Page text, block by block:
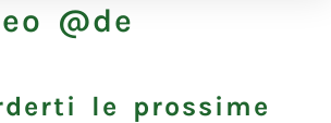
@de
le prossime